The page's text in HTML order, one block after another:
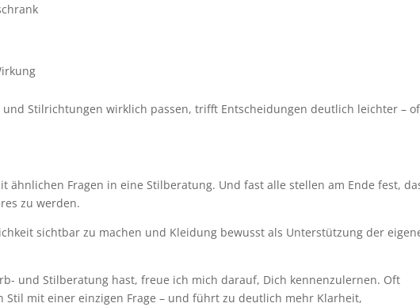
und Stilrichtungen wirklich passen, trifft Entscheidungen deutlich leichter –
ähnlichen Fragen in eine Stilberatung. Und fast alle stellen am Ende fest,
zu werden.
sichtbar zu machen und Kleidung bewusst als Unterstützung der
und Stilberatung hast, freue ich mich darauf, Dich kennenzulernen. Oft
Stil mit einer einzigen Frage – und führt zu deutlich mehr Klarheit,